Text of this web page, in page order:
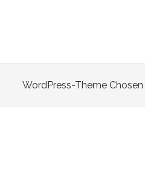
WordPress-Theme Chosen